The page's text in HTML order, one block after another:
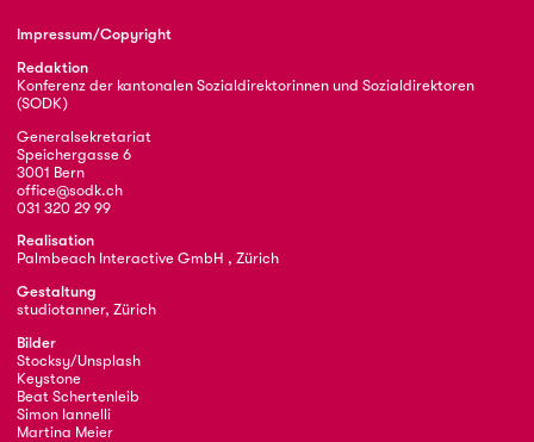
Impressum/Copyright
Redaktion
Konferenz der kantonalen Sozialdirektorinnen und Sozialdirektoren
(SODK)
Generalsekretariat
Speichergasse 6
3001 Bern
office@sodk.ch
031 320 29 99
Realisation
Palmbeach Interactive GmbH , Zürich
Gestaltung
studiotanner, Zürich
Bilder
Stocksy/Unsplash
Keystone
Beat Schertenleib
Simon Iannelli
Martina Meier